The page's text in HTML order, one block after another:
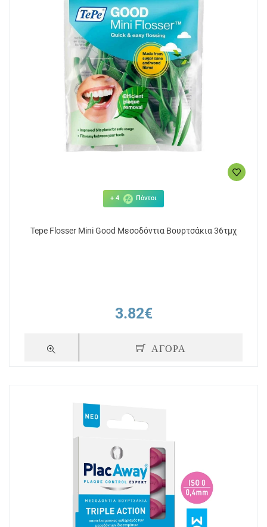
+ 4 Πόντοι
Tepe Flosser Mini Good Μεσοδόντια Βουρτσάκια 36τμχ
3.82€
ΑΓΟΡΑ